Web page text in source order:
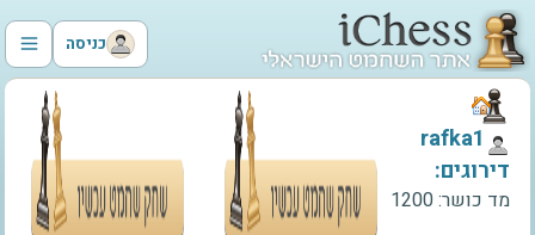
כניסה
‫rafka1‬
דירוגים:
מד כושר:1200